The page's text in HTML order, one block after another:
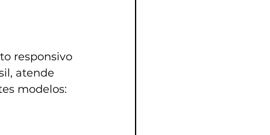
responsivo
atende
modelos: